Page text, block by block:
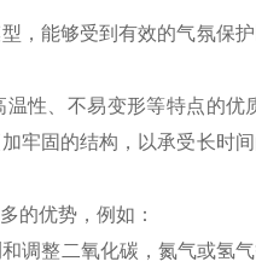
，能够受到有效的气氛保
性、不易变形等特点的
牢固的结构，以承受长时
的优势，例如：
调整二氧化碳，氮气或氢